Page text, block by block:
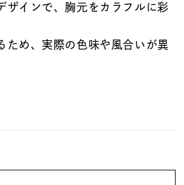
ザインで、胸元をカラフルに彩
め、実際の色味や風合いが異